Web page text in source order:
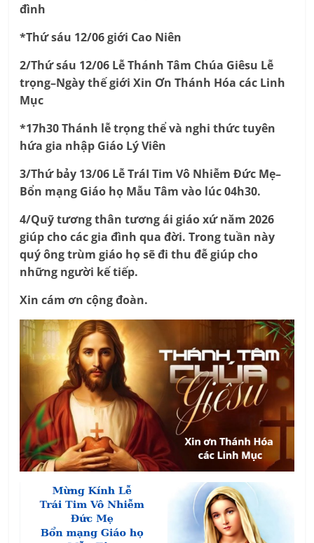
đình
*Thứ sáu 12/06 giới Cao Niên
2/Thứ sáu 12/06 Lễ Thánh Tâm Chúa Giêsu Lễ
trọng–Ngày thế giới Xin Ơn Thánh Hóa các Linh
Mục
*17h30 Thánh lễ trọng thể và nghi thức tuyên
hứa gia nhập Giáo Lý Viên
3/Thứ bảy 13/06 Lễ TráI Tim Vô Nhiễm Đức Mẹ–
Bổn mạng Giáo họ Mẫu Tâm vào lúc 04h30.
4/Quỹ tương thân tương ái giáo xứ năm 2026
giúp cho các gia đình qua đời. Trong tuần này
quý ông trùm giáo họ sẽ đi thu đễ giúp cho
những người kế tiếp.
Xin cám ơn cộng đoàn.